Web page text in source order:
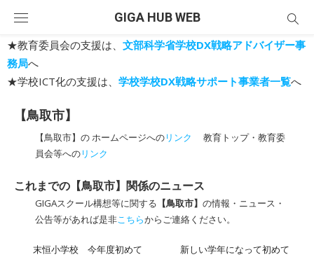
content
GIGA HUB WEB
★教育委員会の支援は、 文部科学省学校DX戦略アドバイザー事
務局へ
★学校ICT化の支援は、 学校学校DX戦略サポート事業者一覧へ
【鳥取市】
【鳥取市】の ホームページへのリンク
教育トップ・教育委
員会等へのリンク
これまでの【鳥取市】関係のニュース
GIGAスクール構想等に関する 【鳥取市】 の情報・ニュース・
公告等があれば是非こちらからご連絡ください。
末恒小学校 今年度初めて
新しい学年になって初めて